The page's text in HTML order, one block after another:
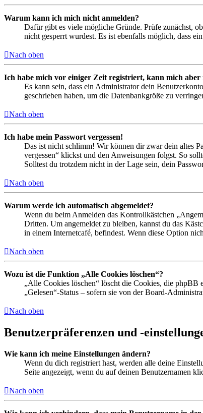
Warum kann ich mich nicht anmelden?
Dafür gibt es viele mögliche Gründe. Prüfe zunächst,
nicht gesperrt wurdest. Es ist ebenfalls möglich, dass
Nach oben
Ich habe mich vor einiger Zeit registriert, kann mich aber
Es kann sein, dass ein Administrator dein
geschrieben haben, um die Datenbankgröße zu
Nach oben
Ich habe mein Passwort vergessen!
Das ist nicht schlimm! Wir können dir zwar dein altes
vergessen“ klickst und den Anweisungen folgst. So
Solltest du trotzdem nicht in der Lage sein, dein
Nach oben
Warum werde ich automatisch abgemeldet?
Wenn du beim Anmelden das Kontrollkästchen
Dritten. Um angemeldet zu bleiben, kannst du das
in einem Internetcafé, befindest. Wenn diese Option
Nach oben
Wozu ist die Funktion „Alle Cookies löschen“?
„Alle Cookies löschen“ löscht die Cookies, die phpBB
„Gelesen“-Status – sofern sie von der Board-
Nach oben
Benutzerpräferenzen und -
Wie kann ich meine Einstellungen ändern?
Wenn du dich registriert hast, werden alle deine
Seite angezeigt, wenn du auf deinen Benutzernamen
Nach oben